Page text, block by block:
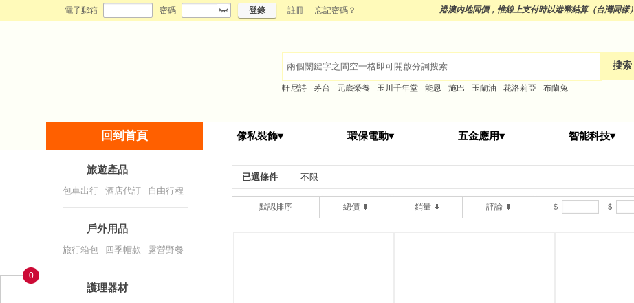
電子郵箱 密碼 登錄 註冊 忘記密碼？ 港澳內地同價， 惟線上支付時以港幣結算（台灣同樣）
搜索
軒尼詩 茅台 元歲榮養 玉川千年堂 能恩 施巴 玉蘭油 花洛莉亞 布蘭兔
傢私裝飾▾ 環保電動▾ 五金應用▾ 智能科技▾
回到首頁
旅遊產品
包車出行 酒店代訂 自由行程
戶外用品
旅行箱包 四季帽款
露營野餐
/ 一次性用品 / 戶外裝備
護理器材
已選條件 不限
默認排序 總價 銷量 評論 ＄ - ＄
0